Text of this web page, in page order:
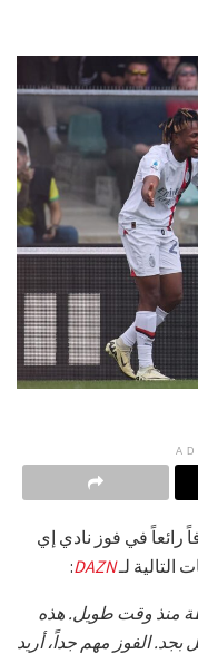
رائعاً في فوز نادي إي
التالية لـDAZN
:
منذ وقت طويل. هذه
بجد. الفوز مهم جداً، أريد